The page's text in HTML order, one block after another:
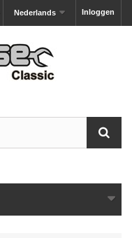
Inloggen
Nederlands